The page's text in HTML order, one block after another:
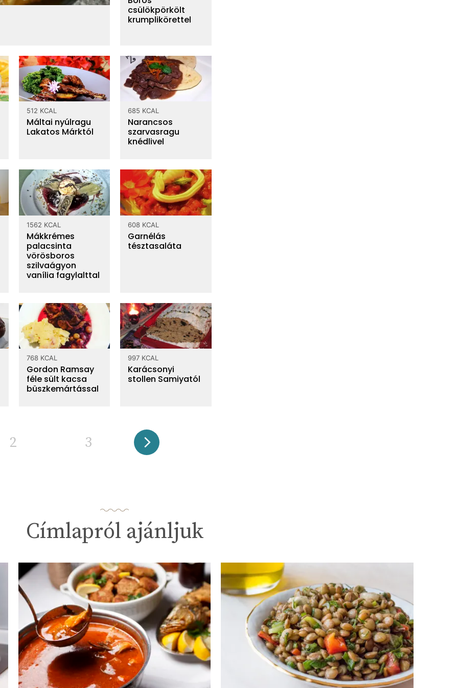
szénhidrát
víz 86.94 g
vitaminok
csülökpörkölt
krumplikörettel
512 KCAL
Máltai nyúlragu
Lakatos Márktól
685 KCAL
Narancsos
szarvasragu
knédlivel
1562 KCAL
Mákkrémes
palacsinta
vörösboros
szilvaágyon
vanília fagylalttal
608 KCAL
Garnélás
tésztasaláta
768 KCAL
Gordon Ramsay
féle sült kacsa
büszkemártással
997 KCAL
Karácsonyi
stollen Samiyatól
2 3
Címlapról ajánljuk